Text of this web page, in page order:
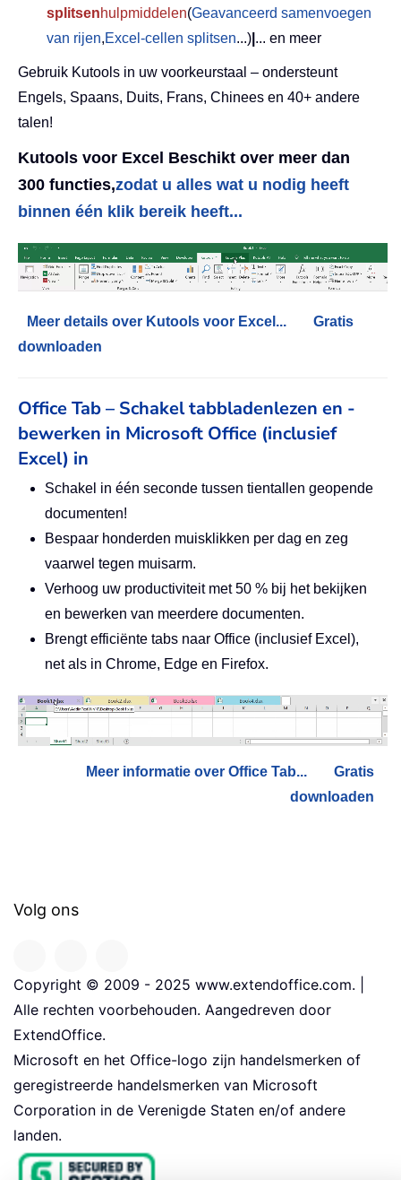
splitsenhulpmiddelen(Geavanceerd samenvoegen
van rijen,Excel-cellen splitsen...) ... en meer
Gebruik Kutools in uw voorkeurstaal – ondersteunt
Engels, Spaans, Duits, Frans, Chinees en 40+ andere
talen!
Kutools voor Excel Beschikt over meer dan
300 functies,zodat u alles wat u nodig heeft
binnen één klik bereik heeft...
Meer details over Kutools voor Excel...
Gratis
downloaden
Office Tab – Schakel tabbladenlezen en -
bewerken in Microsoft Office (inclusief
Excel) in
Schakel in één seconde tussen tientallen geopende
documenten!
Bespaar honderden muisklikken per dag en zeg
vaarwel tegen muisarm.
Verhoog uw productiviteit met 50 % bij het bekijken
en bewerken van meerdere documenten.
Brengt efficiënte tabs naar Office (inclusief Excel),
net als in Chrome, Edge en Firefox.
Meer informatie over Office Tab...
Gratis
downloaden
Volg ons
Copyright © 2009 - 2025 www.extendoffice.com. |
Alle rechten voorbehouden. Aangedreven door
ExtendOffice.
Microsoft en het Office-logo zijn handelsmerken of
geregistreerde handelsmerken van Microsoft
Corporation in de Verenigde Staten en/of andere
landen.